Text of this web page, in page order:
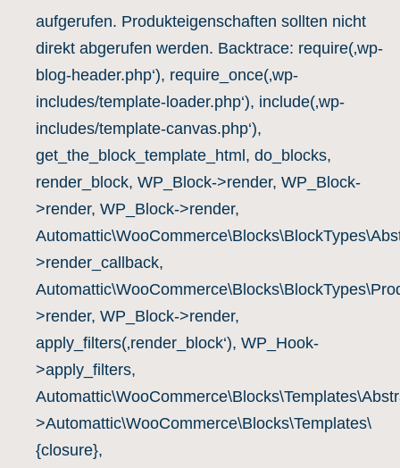
aufgerufen. Produkteigenschaften sollten nicht
direkt abgerufen werden. Backtrace: require(‚wp-
blog-header.php‘), require_once(‚wp-
includes/template-loader.php‘), include(‚wp-
includes/template-canvas.php‘),
get_the_block_template_html, do_blocks,
render_block, WP_Block->render, WP_Block-
>render, WP_Block->render,
>render_callback,
>render, WP_Block->render,
apply_filters(‚render_block‘), WP_Hook-
>apply_filters,
>Automattic\WooCommerce\Blocks\Templates\
{closure},